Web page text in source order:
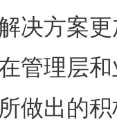
决方案
管理层
做出的